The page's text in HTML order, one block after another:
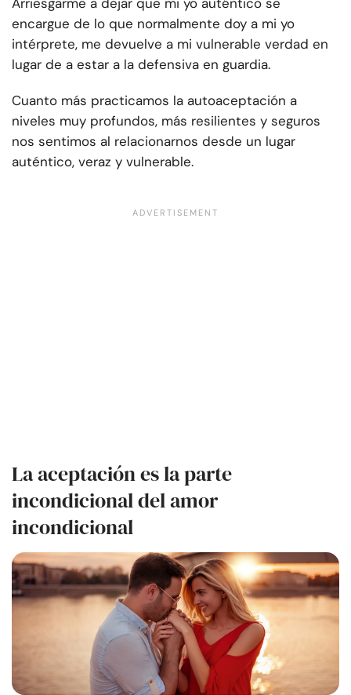
Arriesgarme a dejar que mi yo auténtico se
encargue de lo que normalmente doy a mi yo
intérprete, me devuelve a mi vulnerable verdad en
lugar de a estar a la defensiva en guardia.
Cuanto más practicamos la autoaceptación a
niveles muy profundos, más resilientes y seguros
nos sentimos al relacionarnos desde un lugar
auténtico, veraz y vulnerable.
La aceptación es la parte
incondicional del amor
incondicional